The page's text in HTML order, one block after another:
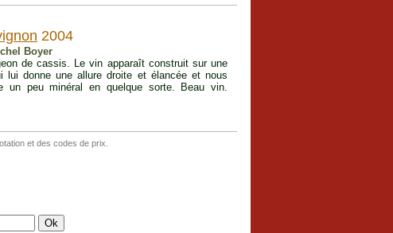
2004
Boyer
de cassis. Le vin apparaît construit sur une
lui donne une allure droite et élancée et nous
un peu minéral en quelque sorte. Beau vin.
et des codes de prix.